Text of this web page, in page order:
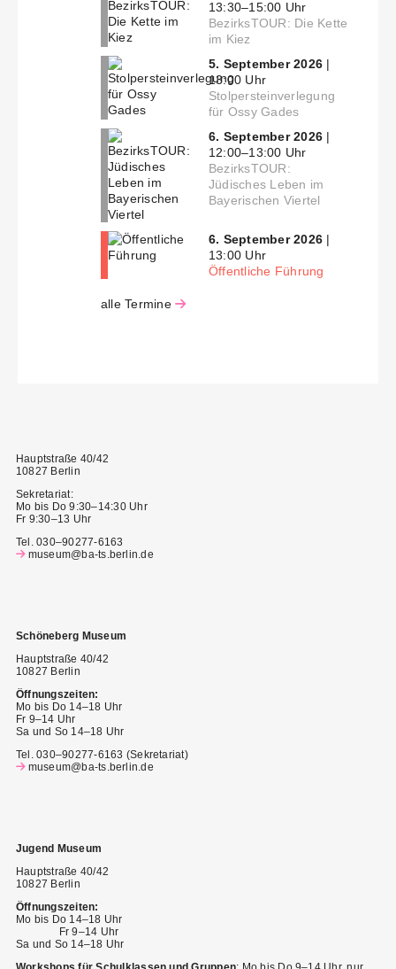
13:30–15:00 Uhr
BezirksTOUR: Die Kette
im Kiez
5. September 2026 |
13:00 Uhr
Stolpersteinverlegung
für Ossy Gades
6. September 2026 |
12:00–13:00 Uhr
BezirksTOUR:
Jüdisches Leben im
Bayerischen Viertel
6. September 2026 |
13:00 Uhr
Öffentliche Führung
alle Termine
Hauptstraße 40/42
10827 Berlin
Sekretariat:
Mo bis Do 9:30–14:30 Uhr
Fr 9:30–13 Uhr
Tel. 030–90277-6163
museum@ba-ts.berlin.de
Schöneberg Museum
Hauptstraße 40/42
10827 Berlin
Öffnungszeiten:
Mo bis Do 14–18 Uhr
Fr 9–14 Uhr
Sa und So 14–18 Uhr
Tel. 030–90277-6163 (Sekretariat)
museum@ba-ts.berlin.de
Jugend Museum
Hauptstraße 40/42
10827 Berlin
Öffnungszeiten:
Mo bis Do 14–18 Uhr
Fr 9–14 Uhr
Sa und So 14–18 Uhr